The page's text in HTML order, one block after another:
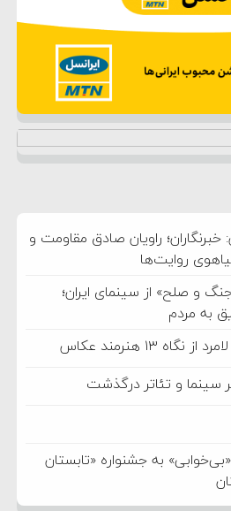
خبرنگاران؛ راویان صادق مقاومت و
روایت‌ها
و صلح» از سینمای ایران؛
به مردم
۱۳ هنرمند عکاس
سینما و تئاتر درگذشت
«بی‌خوابی» به جشنواره «تابستان